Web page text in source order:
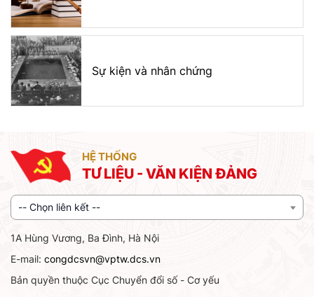
Sự kiện và nhân chứng
HỆ THỐNG
TƯ LIỆU - VĂN KIỆN ĐẢNG
-- Chọn liên kết --
1A Hùng Vương, Ba Đình, Hà Nội
E-mail: congdcsvn@vptw.dcs.vn
Bản quyền thuộc Cục Chuyển đổi số - Cơ yếu